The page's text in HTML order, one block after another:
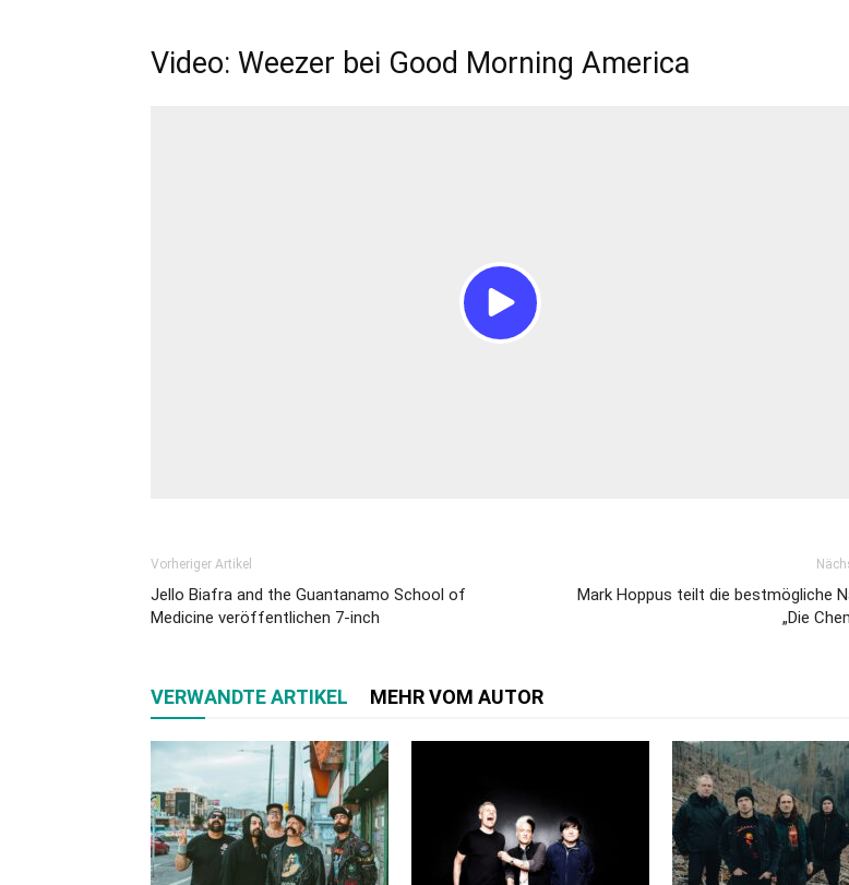
Video: Weezer bei Good Morning America
Vorheriger Artikel
Jello Biafra and the Guantanamo School of
Medicine veröffentlichen 7-inch
Mark Hoppus teilt die bestmögliche
„Die
VERWANDTE ARTIKEL MEHR VOM AUTOR